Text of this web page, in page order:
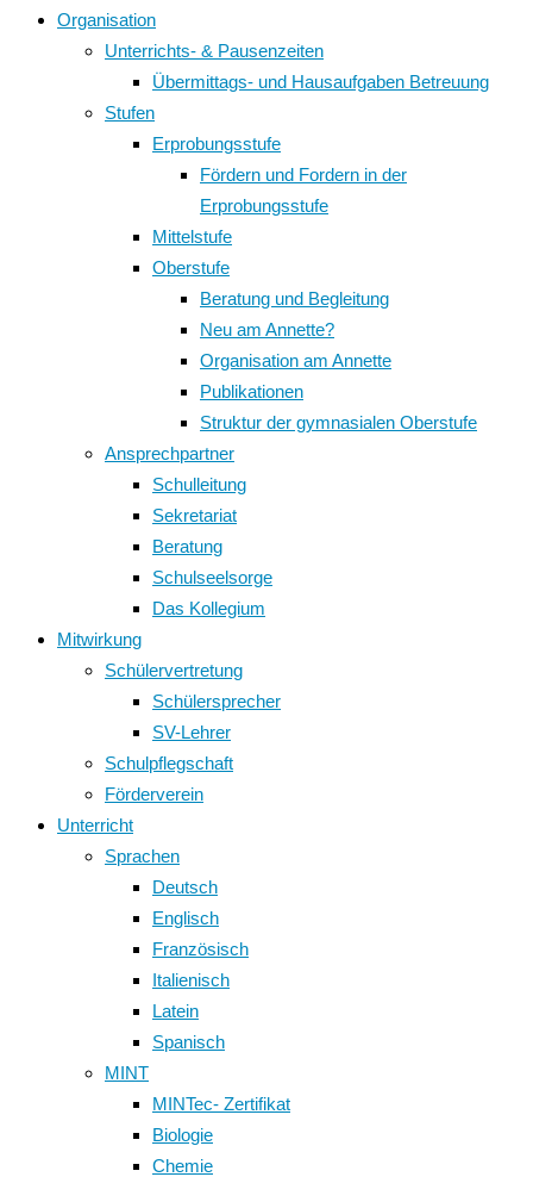
Organisation
Unterrichts- & Pausenzeiten
Übermittags- und Hausaufgaben Betreuung
Stufen
Erprobungsstufe
Fördern und Fordern in der
Erprobungsstufe
Mittelstufe
Oberstufe
Beratung und Begleitung
Neu am Annette?
Organisation am Annette
Publikationen
Struktur der gymnasialen Oberstufe
Ansprechpartner
Schulleitung
Sekretariat
Beratung
Schulseelsorge
Das Kollegium
Mitwirkung
Schülervertretung
Schülersprecher
SV-Lehrer
Schulpflegschaft
Förderverein
Unterricht
Sprachen
Deutsch
Englisch
Französisch
Italienisch
Latein
Spanisch
MINT
MINTec- Zertifikat
Biologie
Chemie